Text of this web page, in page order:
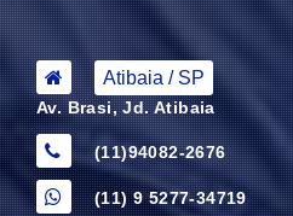
Atibaia / SP
Av. Brasi, Jd. Atibaia
(11)94082-2676
(11) 9 5277-34719